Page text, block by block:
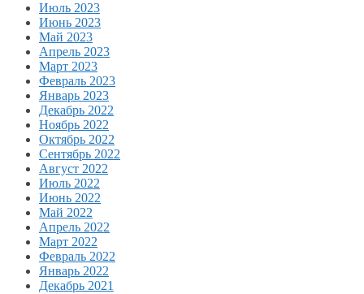
Июль 2023
Июнь 2023
Май 2023
Апрель 2023
Март 2023
Февраль 2023
Январь 2023
Декабрь 2022
Ноябрь 2022
Октябрь 2022
Сентябрь 2022
Август 2022
Июль 2022
Июнь 2022
Май 2022
Апрель 2022
Март 2022
Февраль 2022
Январь 2022
Декабрь 2021